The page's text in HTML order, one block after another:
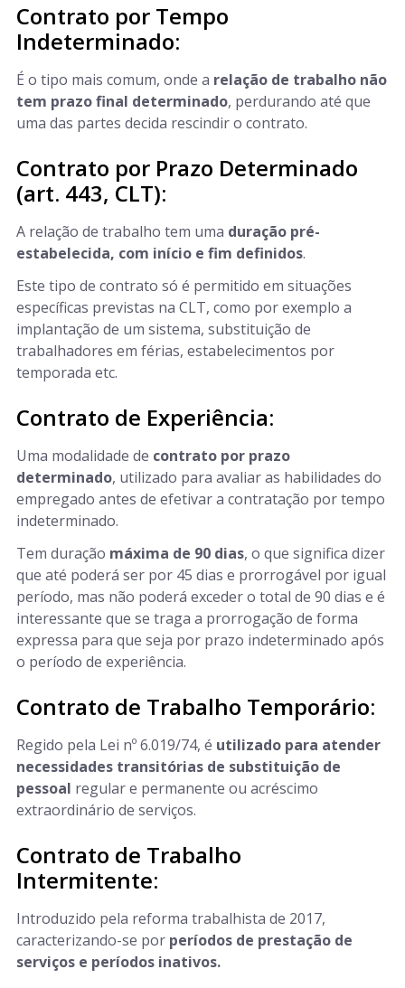
Contrato por Tempo
Indeterminado:
É o tipo mais comum, onde a relação de trabalho não
tem prazo final determinado, perdurando até que
uma das partes decida rescindir o contrato.
Contrato por Prazo Determinado
(art. 443, CLT):
A relação de trabalho tem uma duração pré-
estabelecida, com início e fim definidos.
Este tipo de contrato só é permitido em situações
específicas previstas na CLT, como por exemplo a
implantação de um sistema, substituição de
trabalhadores em férias, estabelecimentos por
temporada etc.
Contrato de Experiência:
Uma modalidade de contrato por prazo
determinado, utilizado para avaliar as habilidades do
empregado antes de efetivar a contratação por tempo
indeterminado.
Tem duração máxima de 90 dias, o que significa dizer
que até poderá ser por 45 dias e prorrogável por igual
período, mas não poderá exceder o total de 90 dias e é
interessante que se traga a prorrogação de forma
expressa para que seja por prazo indeterminado após
o período de experiência.
Contrato de Trabalho Temporário:
Regido pela Lei nº 6.019/74, é utilizado para atender
necessidades transitórias de substituição de
pessoal regular e permanente ou acréscimo
extraordinário de serviços.
Contrato de Trabalho
Intermitente:
Introduzido pela reforma trabalhista de 2017,
caracterizando-se por períodos de prestação de
serviços e períodos inativos.